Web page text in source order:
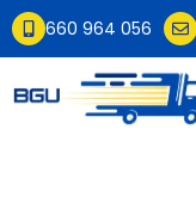
660 964 056